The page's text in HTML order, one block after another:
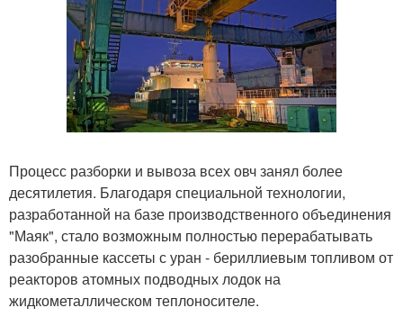
Процесс разборки и вывоза всех овч занял более
десятилетия. Благодаря специальной технологии,
разработанной на базе производственного объединения
"Маяк", стало возможным полностью перерабатывать
разобранные кассеты с уран - бериллиевым топливом от
реакторов атомных подводных лодок на
жидкометаллическом теплоносителе.